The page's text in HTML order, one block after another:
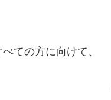
ての方に向けて、